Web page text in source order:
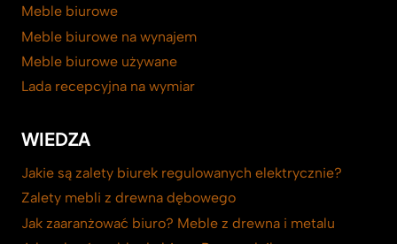
Meble biurowe
Meble biurowe na wynajem
Meble biurowe używane
Lada recepcyjna na wymiar
WIEDZA
Jakie są zalety biurek regulowanych elektrycznie?
Zalety mebli z drewna dębowego
Jak zaaranżować biuro? Meble z drewna i metalu